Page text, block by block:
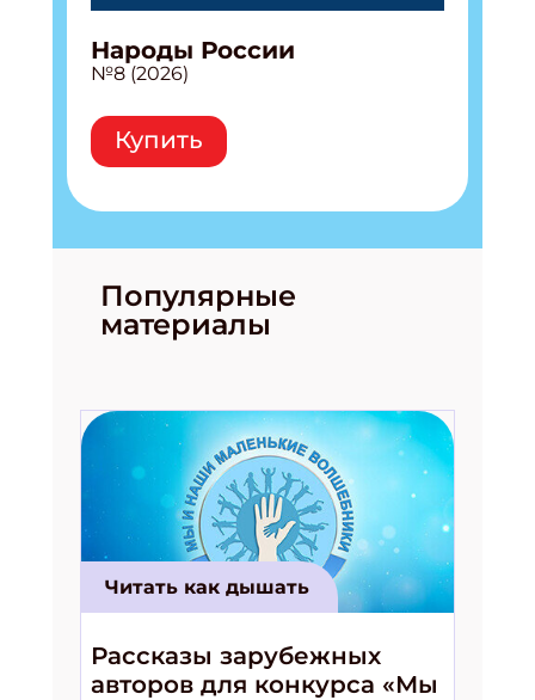
Народы России
№8 (2026)
Купить
Популярные
материалы
Читать как дышать
Рассказы зарубежных
авторов для конкурса «Мы
Подпишись на рассылку
Получи электронный "Классный журнал" в
подарок!
Укажите Ваш Email